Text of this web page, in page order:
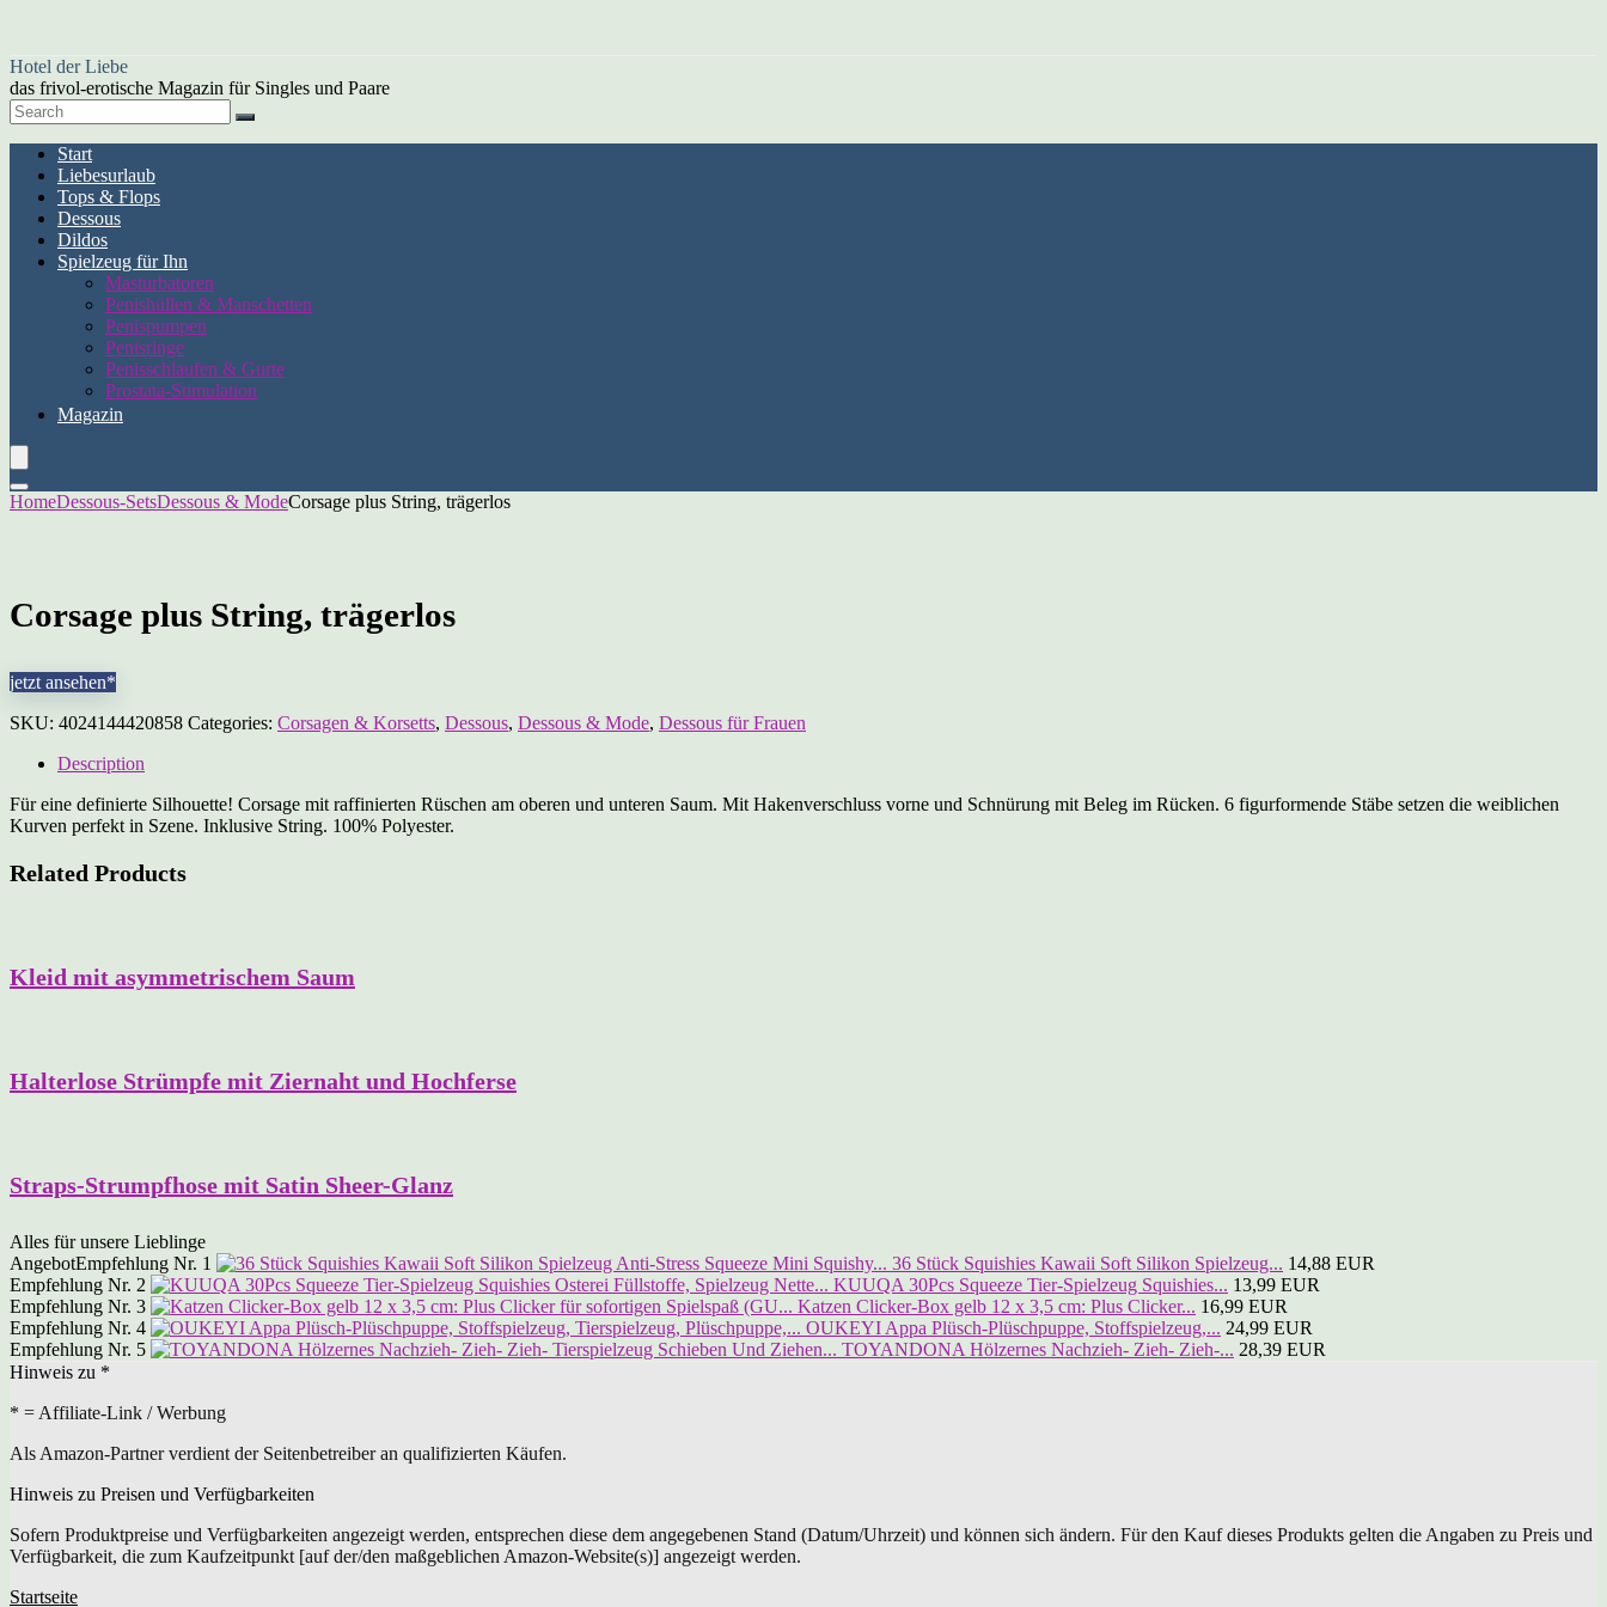
Hotel der Liebe
das frivol-erotische Magazin für Singles und Paare
Start
Liebesurlaub
Tops & Flops
Dessous
Dildos
Spielzeug für Ihn
Masturbatoren
Penishüllen & Manschetten
Penispumpen
Penisringe
Penisschlaufen & Gurte
Prostata-Stimulation
Magazin
HomeDessous-SetsDessous & ModeCorsage plus String, trägerlos
Corsage plus String, trägerlos
jetzt ansehen*
SKU: 4024144420858 Categories: Corsagen & Korsetts, Dessous, Dessous & Mode, Dessous für Frauen
Description
Für eine definierte Silhouette! Corsage mit raffinierten Rüschen am oberen und unteren Saum. Mit Hakenverschluss vorne und Schnürung mit Beleg im Rücken. 6 figurformende Stäbe setzen die weiblichen
Kurven perfekt in Szene. Inklusive String. 100% Polyester.
Related Products
Kleid mit asymmetrischem Saum
Halterlose Strümpfe mit Ziernaht und Hochferse
Straps-Strumpfhose mit Satin Sheer-Glanz
Alles für unsere Lieblinge
AngebotEmpfehlung Nr. 1 36 Stück Squishies Kawaii Soft Silikon Spielzeug... 14,88 EUR
Empfehlung Nr. 2
KUUQA 30Pcs Squeeze Tier-Spielzeug Squishies... 13,99 EUR
Empfehlung Nr. 3
Katzen Clicker-Box gelb 12 x 3,5 cm: Plus Clicker... 16,99 EUR
Empfehlung Nr. 4
OUKEYI Appa Plüsch-Plüschpuppe, Stoffspielzeug,... 24,99 EUR
Empfehlung Nr. 5
TOYANDONA Hölzernes Nachzieh- Zieh- Zieh-... 28,39 EUR
Hinweis zu *
* = Affiliate-Link / Werbung
Als Amazon-Partner verdient der Seitenbetreiber an qualifizierten Käufen.
Hinweis zu Preisen und Verfügbarkeiten
Sofern Produktpreise und Verfügbarkeiten angezeigt werden, entsprechen diese dem angegebenen Stand (Datum/Uhrzeit) und können sich ändern. Für den Kauf dieses Produkts gelten die Angaben zu Preis und
Verfügbarkeit, die zum Kaufzeitpunkt [auf der/den maßgeblichen Amazon-Website(s)] angezeigt werden.
Startseite